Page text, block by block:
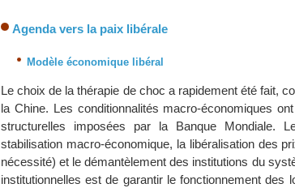
Agenda vers la paix libérale
Modèle économique libéral
Le choix de la thérapie de choc a rapidement été fait,
la Chine. Les conditionnalités macro-économiques
structurelles imposées par la Banque Mondiale.
stabilisation macro-économique, la libéralisation des
nécessité) et le démantèlement des institutions du
institutionnelles est de garantir le fonctionnement des